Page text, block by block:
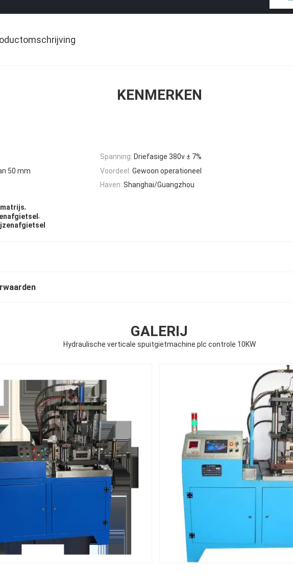
KENMERKEN
Spanning: Driefasige 380v ± 7%
50 mm Voordeel: Gewoon operationeel
Haven: Shanghai/Guangzhou
,
,
GALERIJ
Hydraulische verticale spuitgietmachine plc controle 10KW